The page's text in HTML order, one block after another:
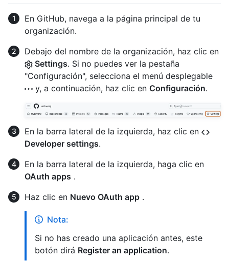
En GitHub, navega a la página principal de tu
organización.
Debajo del nombre de la organización, haz clic en
Settings. Si no puedes ver la pestaña
"Configuración", selecciona el menú desplegable
y, a continuación, haz clic en Configuración.
En la barra lateral de la izquierda, haz clic en
Developer settings.
En la barra lateral de la izquierda, haga clic en
OAuth apps .
Haz clic en Nuevo OAuth app .
Nota:
Si no has creado una aplicación antes, este
botón dirá Register an application.